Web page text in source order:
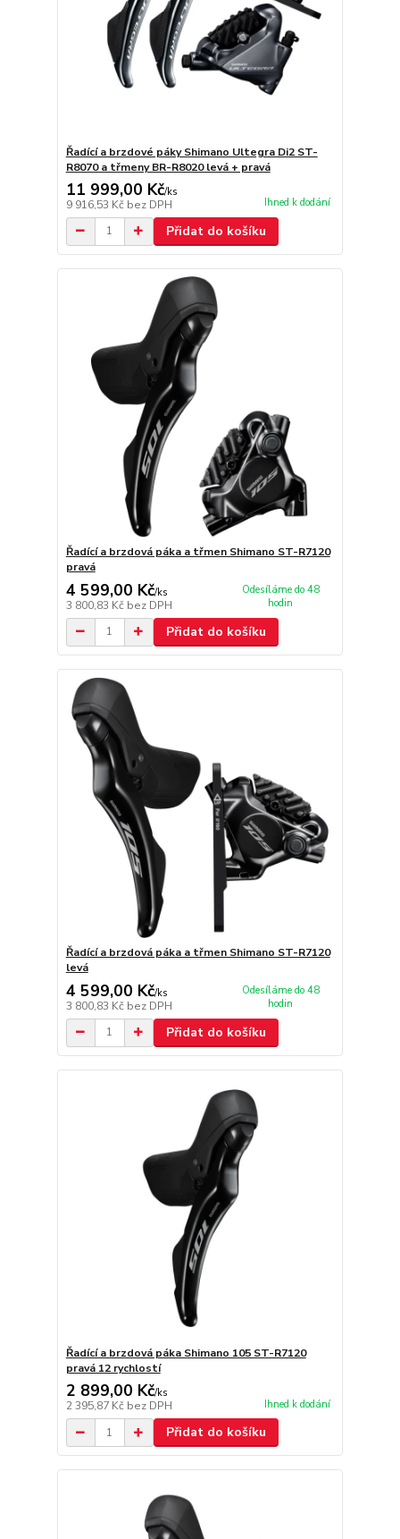
Řadící a brzdové páky Shimano Ultegra Di2 ST-
R8070 a třmeny BR-R8020 levá + pravá
11 999,00 Kč/ks
9 916,53 Kč bez DPH Ihned k dodání
Přidat do košíku
Řadící a brzdová páka a třmen Shimano ST-R7120
pravá
4 599,00 Kč/ks
3 800,83 Kč bez DPH
Odesíláme do 48
hodin
Přidat do košíku
Řadící a brzdová páka a třmen Shimano ST-R7120
levá
4 599,00 Kč/ks
3 800,83 Kč bez DPH
Odesíláme do 48
hodin
Přidat do košíku
Řadící a brzdová páka Shimano 105 ST-R7120
pravá 12 rychlostí
2 899,00 Kč/ks
2 395,87 Kč bez DPH Ihned k dodání
Přidat do košíku